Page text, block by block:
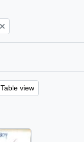
Table view